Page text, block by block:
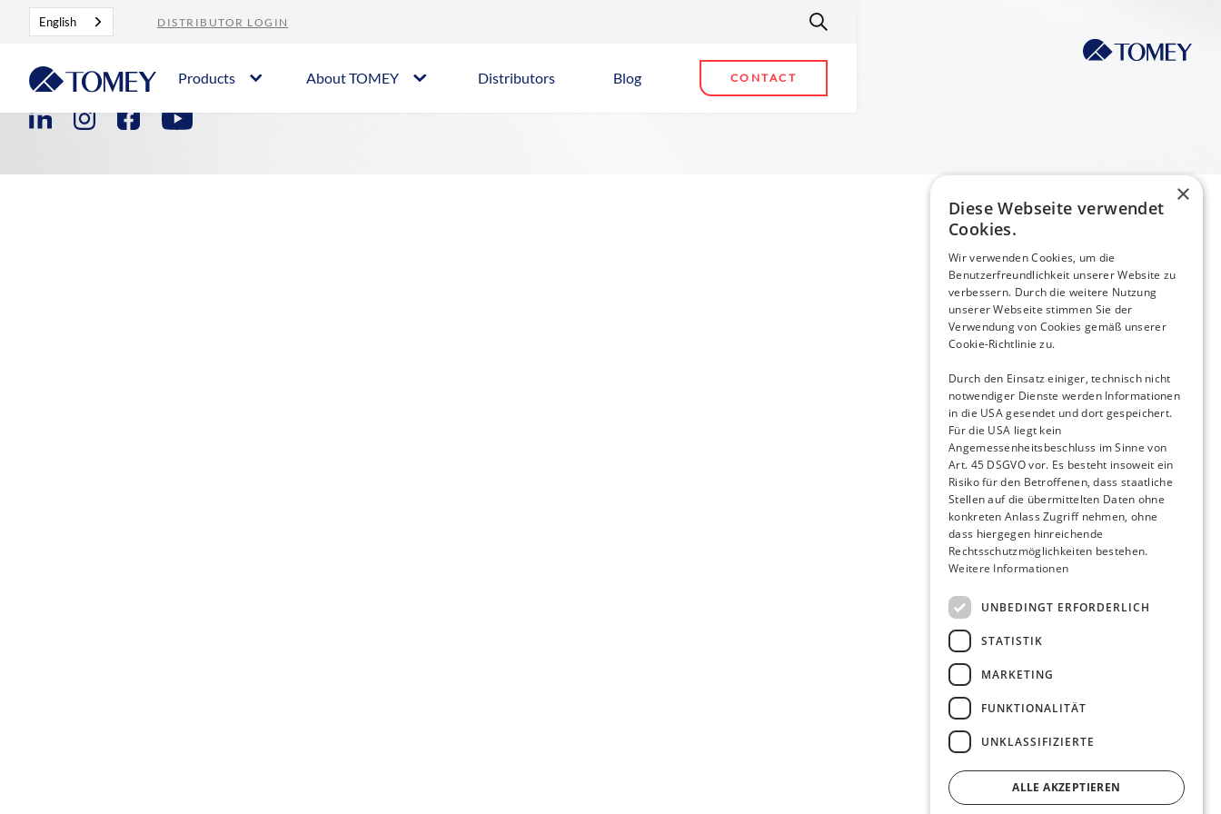
English DISTRIBUTOR LOGIN
Products About TOMEY Distributors Blog CONTACT
×
Diese Webseite verwendet
Cookies.
Wir verwenden Cookies, um die
Benutzerfreundlichkeit unserer Website zu
verbessern. Durch die weitere Nutzung
unserer Webseite stimmen Sie der
Verwendung von Cookies gemäß unserer
Cookie-Richtlinie zu.
Durch den Einsatz einiger, technisch nicht
notwendiger Dienste werden Informationen
in die USA gesendet und dort gespeichert.
Für die USA liegt kein
Angemessenheitsbeschluss im Sinne von
Art. 45 DSGVO vor. Es besteht insoweit ein
Risiko für den Betroffenen, dass staatliche
Stellen auf die übermittelten Daten ohne
konkreten Anlass Zugriff nehmen, ohne
dass hiergegen hinreichende
Rechtsschutzmöglichkeiten bestehen.
Weitere Informationen
UNBEDINGT ERFORDERLICH
STATISTIK
MARKETING
FUNKTIONALITÄT
UNKLASSIFIZIERTE
ALLE AKZEPTIEREN